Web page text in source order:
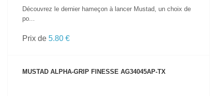
Découvrez le dernier hameçon à lancer Mustad, un choix de
po...
Prix de 5.80 €
MUSTAD ALPHA-GRIP FINESSE AG34045AP-TX